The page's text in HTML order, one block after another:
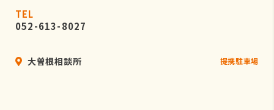
TEL
052-613-8027
大曽根相談所 提携駐車場